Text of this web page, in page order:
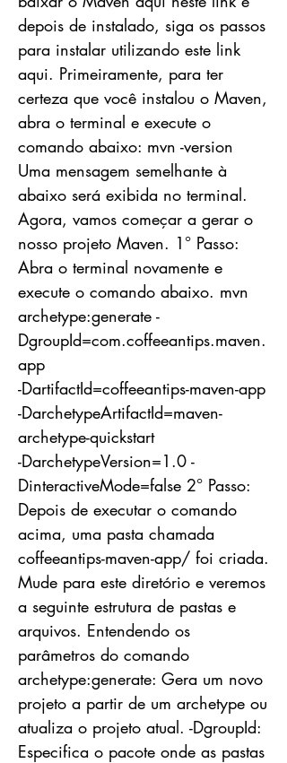
depois de instalado, siga os passos
para instalar utilizando este link
aqui. Primeiramente, para ter
certeza que você instalou o Maven,
abra o terminal e execute o
comando abaixo: mvn -version
Uma mensagem semelhante à
abaixo será exibida no terminal.
Agora, vamos começar a gerar o
nosso projeto Maven. 1° Passo:
Abra o terminal novamente e
execute o comando abaixo. mvn
archetype:generate -
DgroupId=com.coffeeantips.maven.
app
-DartifactId=coffeeantips-maven-app
-DarchetypeArtifactId=maven-
archetype-quickstart
-DarchetypeVersion=1.0 -
DinteractiveMode=false 2° Passo:
Depois de executar o comando
acima, uma pasta chamada
coffeeantips-maven-app/ foi criada.
Mude para este diretório e veremos
a seguinte estrutura de pastas e
arquivos. Entendendo os
parâmetros do comando
archetype:generate: Gera um novo
projeto a partir de um archetype ou
atualiza o projeto atual. -DgroupId:
Especifica o pacote onde as pastas